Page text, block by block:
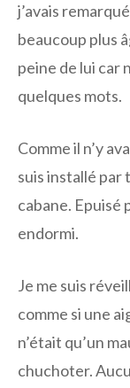
j’avais
beaucoup plus
peine de lui car
quelques mots.
Comme il n’y
suis installé par
cabane. Epuisé
endormi.
Je me suis
comme si une
n’était qu’un
chuchoter.